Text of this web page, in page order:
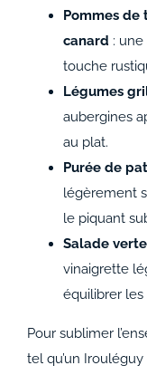
Pommes de
canard :
touche
Légumes
aubergines
au plat.
Purée de
légèrement
le piquant
Salade
vinaigrette
équilibrer les
Pour sublimer
tel qu’un